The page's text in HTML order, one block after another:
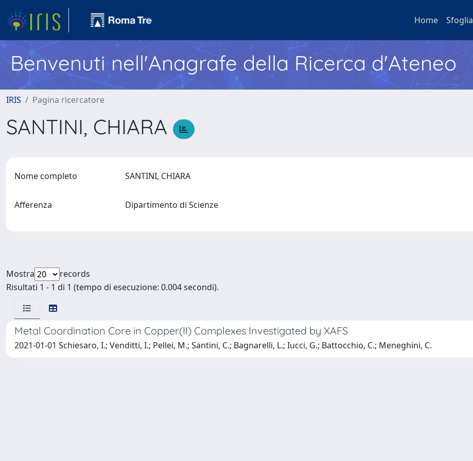
Home Sfoglia
Benvenuti nell'Anagrafe della Ricerca d'Ateneo
IRIS Pagina ricercatore
SANTINI, CHIARA
Nome completo SANTINI, CHIARA
Afferenza Dipartimento di Scienze
Mostra
records
Risultati 1 - 1 di 1 (tempo di esecuzione: 0.004 secondi).
Metal Coordination Core in Copper(II) Complexes Investigated by XAFS
2021-01-01 Schiesaro, I.; Venditti, I.; Pellei, M.; Santini, C.; Bagnarelli, L.; Iucci, G.; Battocchio, C.; Meneghini, C.